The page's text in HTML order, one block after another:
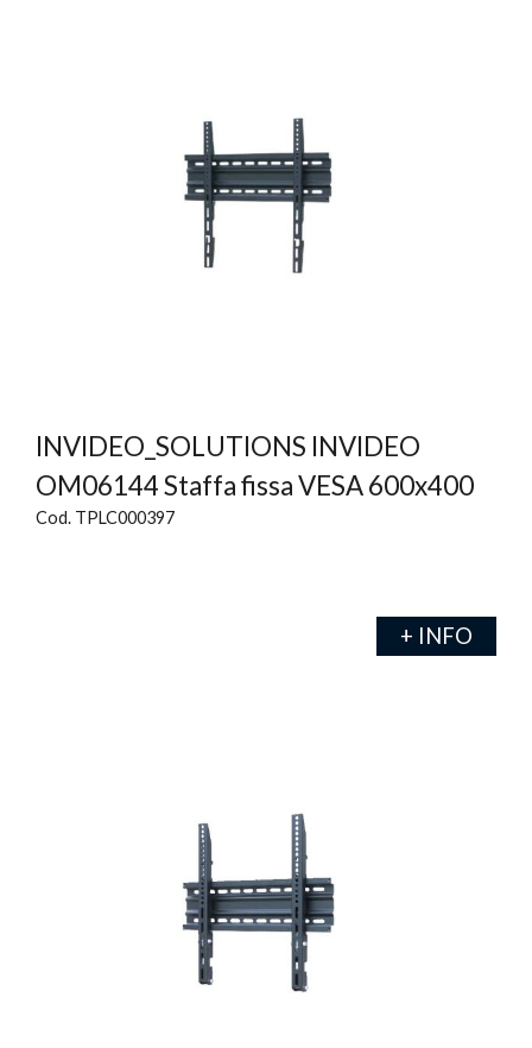
INVIDEO_SOLUTIONS INVIDEO
OM06144 Staffa fissa VESA 600x400
Cod. TPLC000397
+ INFO